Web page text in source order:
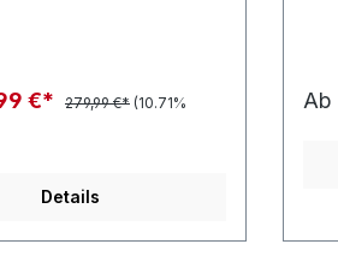
noch mehr
die deiner
und robuster
Stretchy + Zipless
€* 279,99 €* (10.71%
Details
Ab